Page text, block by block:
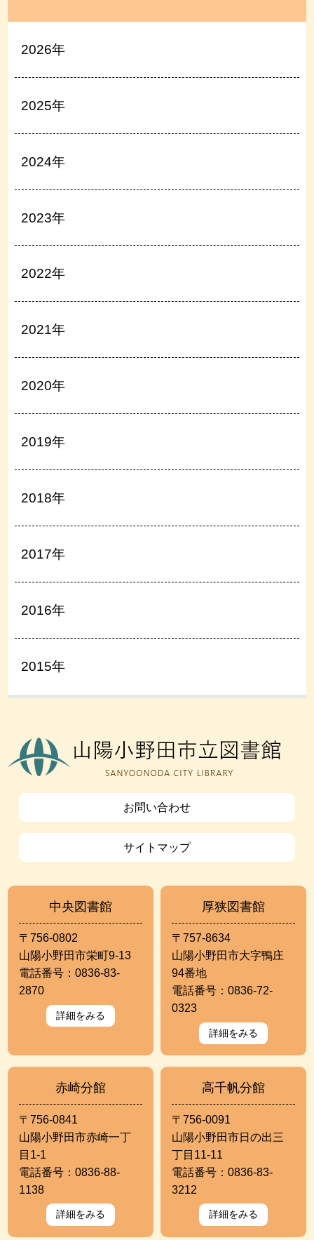
2026年
2025年
2024年
2023年
2022年
2021年
2020年
2019年
2018年
2017年
2016年
2015年
お問い合わせ
サイトマップ
中央図書館
〒756-0802
山陽小野田市栄町9-13
電話番号：0836-83-
2870
詳細をみる
厚狭図書館
〒757-8634
山陽小野田市大字鴨庄
94番地
電話番号：0836-72-
0323
詳細をみる
赤崎分館
〒756-0841
山陽小野田市赤崎一丁
目1-1
電話番号：0836-88-
1138
詳細をみる
高千帆分館
〒756-0091
山陽小野田市日の出三
丁目11-11
電話番号：0836-83-
3212
詳細をみる